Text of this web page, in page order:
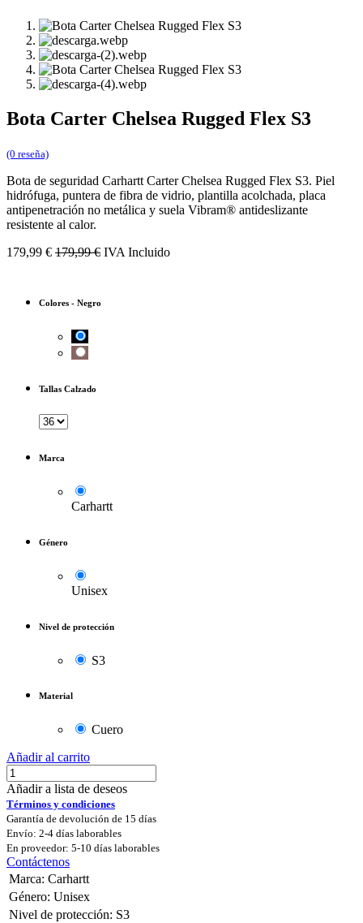
Bota Carter Chelsea Rugged Flex S3
(0 reseña)
Bota de seguridad Carhartt Carter Chelsea Rugged Flex S3. Piel
hidrófuga, puntera de fibra de vidrio, plantilla acolchada, placa
antipenetración no metálica y suela Vibram® antideslizante
resistente al calor.
179,99 € 179,99€ IVA Incluido
Colores - Negro
Tallas Calzado
Marca
Carhartt
Género
Unisex
Nivel de protección
S3
Material
Cuero
Añadir al carrito
Añadir a lista de deseos
Términos y condiciones
Garantía de devolución de 15 días
Envío: 2-4 días laborables
En proveedor: 5-10 días laborables
Contáctenos
Marca: Carhartt
Género: Unisex
Nivel de protección: S3